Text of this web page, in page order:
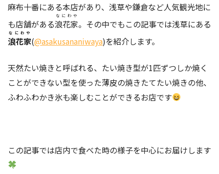
麻布十番にある本店があり、浅草や鎌倉など人気観光地に
も店舗がある浪花家
なにわや
。その中でもこの記事では浅草にある
浪花家
なにわや
(@asakusananiwaya)を紹介します。
天然たい焼きと呼ばれる、たい焼き型が1匹ずつしか焼く
ことができない型を使った薄皮の焼きたてたい焼きの他、
ふわふわかき氷も楽しむことができるお店です
この記事では店内で食べた時の様子を中心にお届けします